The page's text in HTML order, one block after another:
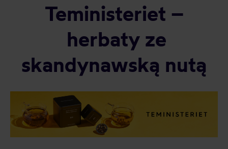
Teministeriet –
herbaty ze
skandynawską nutą